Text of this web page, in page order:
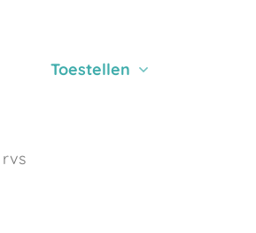
Toestellen
rvs